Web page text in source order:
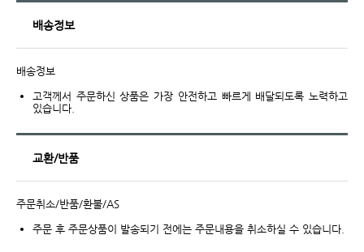
배송정보
배송정보
고객께서 주문하신 상품은 가장 안전하고 빠르게 배달되도록 노력하고
있습니다.
교환/반품
주문취소/반품/환불/AS
주문 후 주문상품이 발송되기 전에는 주문내용을 취소하실 수 있습니다.